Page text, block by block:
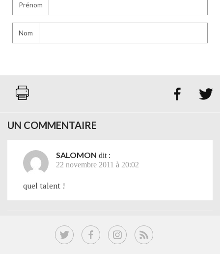
Prénom
Nom
 
UN COMMENTAIRE
SALOMON dit :
22 novembre 2011 à 20:02
quel talent !